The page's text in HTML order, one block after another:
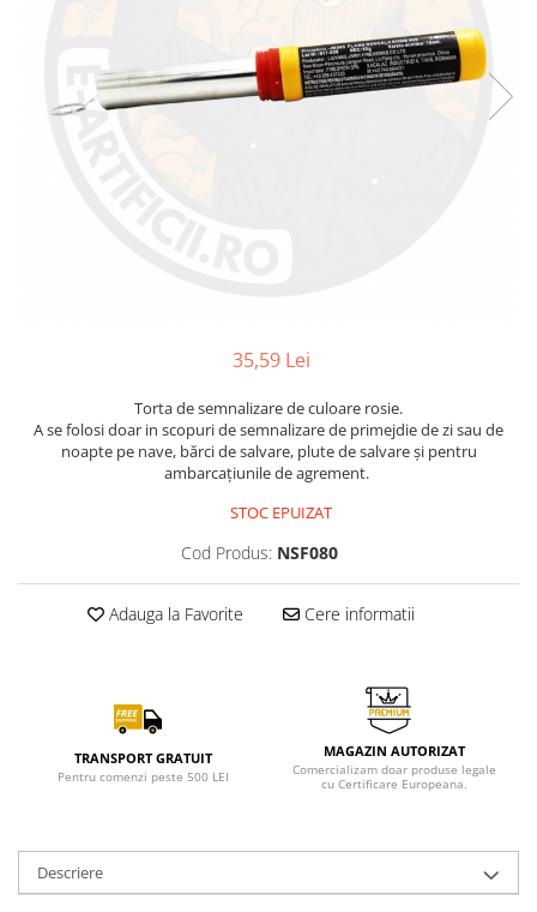
35,59 Lei
Torta de semnalizare de culoare rosie.
A se folosi doar in scopuri de semnalizare de primejdie de zi sau de
noapte pe nave, bărci de salvare, plute de salvare și pentru
ambarcațiunile de agrement.
STOC EPUIZAT
Cod Produs: NSF080
Adauga la Favorite Cere informatii
TRANSPORT GRATUIT
Pentru comenzi peste 500 LEI
MAGAZIN AUTORIZAT
Comercializam doar produse legale
cu Certificare Europeana.
Descriere